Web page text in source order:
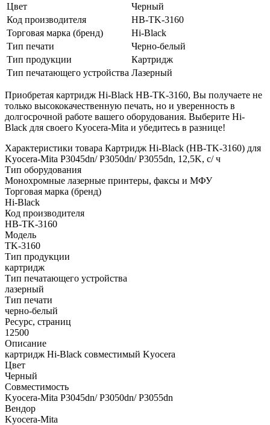
Цвет
Черный
Код производителя
HB-TK-3160
Торговая марка (бренд)
Hi-Black
Тип печати
Черно-белый
Тип продукции
Картридж
Тип печатающего устройства Лазерный
Приобретая картридж Hi-Black HB-TK-3160, Вы получаете не
только высококачественную печать, но и уверенность в
долгосрочной работе вашего оборудования. Выберите Hi-
Black для своего Kyocera-Mita и убедитесь в разнице!
Характеристики товара Картридж Hi-Black (HB-TK-3160) для
Kyocera-Mita P3045dn/ P3050dn/ P3055dn, 12,5K, с/ ч
Тип оборудования
Монохромные лазерные принтеры, факсы и МФУ
Торговая марка (бренд)
Hi-Black
Код производителя
HB-TK-3160
Модель
TK-3160
Тип продукции
картридж
Тип печатающего устройства
лазерный
Тип печати
черно-белый
Ресурс, страниц
12500
Описание
картридж Hi-Black совместимый Kyocera
Цвет
Черный
Совместимость
Kyocera-Mita P3045dn/ P3050dn/ P3055dn
Вендор
Kyocera-Mita